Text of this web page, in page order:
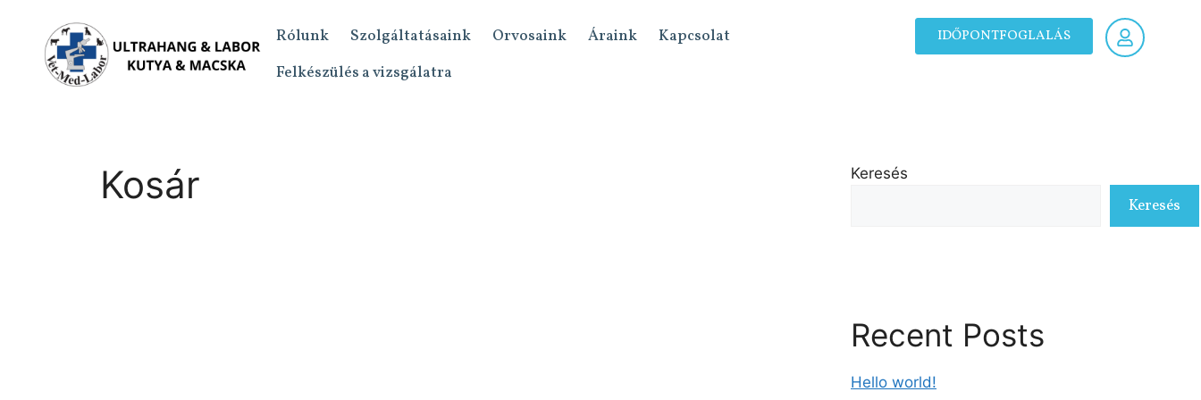
Rólunk Szolgáltatásaink Orvosaink Áraink
Kapcsolat
Felkészülés a vizsgálatra
IDŐPONTFOGLALÁS
Kosár Keresés
Keresés
Recent Posts
Hello world!